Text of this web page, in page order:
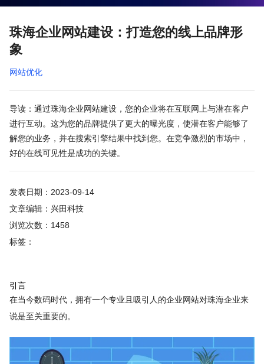
珠海企业网站建设：打造您的线上品牌形
象
网站优化
导读：通过珠海企业网站建设，您的企业将在互联网上与潜在客户
进行互动。这为您的品牌提供了更大的曝光度，使潜在客户能够了
解您的业务，并在搜索引擎结果中找到您。在竞争激烈的市场中，
好的在线可见性是成功的关键。
发表日期：2023-09-14
文章编辑：兴田科技
浏览次数：1458
标签：
引言
在当今数码时代，拥有一个专业且吸引人的企业网站对珠海企业来
说是至关重要的。